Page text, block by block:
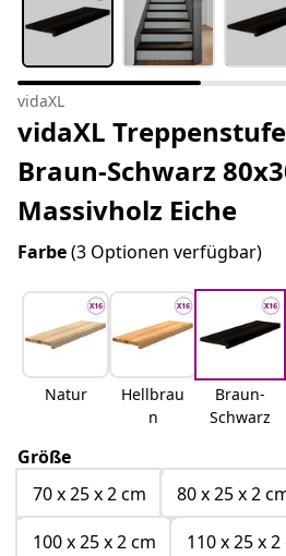
vidaXL
vidaXL
Braun-Schwarz
Massivholz Eiche
Farbe(3 Optionen verfügbar)
Natur
Hellbrau
n
Braun-
Schwarz
Größe
70 x 25 x 2 cm
80 x 25 x 2
100 x 25 x 2 cm
110 x 25 x 2